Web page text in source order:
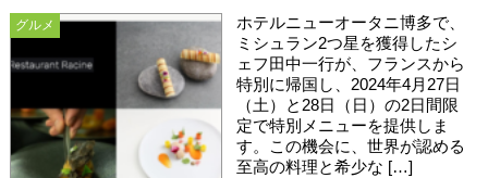
グルメ
ホテルニューオータニ博多で、
ミシュラン2つ星を獲得したシ
ェフ田中一行が、フランスから
特別に帰国し、2024年4月27日
（土）と28日（日）の2日間限
定で特別メニューを提供しま
す。この機会に、世界が認める
至高の料理と希少な […]